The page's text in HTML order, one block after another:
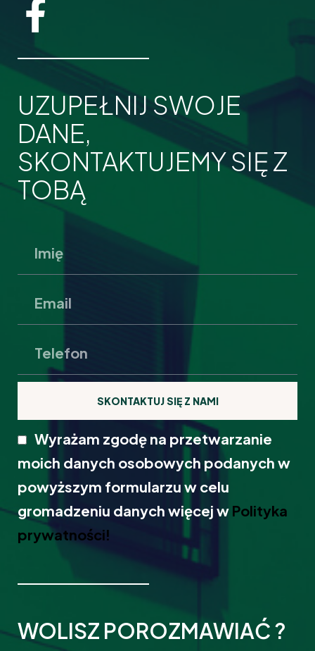
UZUPEŁNIJ SWOJE
DANE,
SKONTAKTUJEMY SIĘ Z
TOBĄ
Wyrażam zgodę na przetwarzanie
moich danych osobowych podanych w
powyższym formularzu w celu
gromadzeniu danych więcej w Polityka
prywatności!
SKONTAKTUJ SIĘ Z NAMI
WOLISZ POROZMAWIAĆ ?